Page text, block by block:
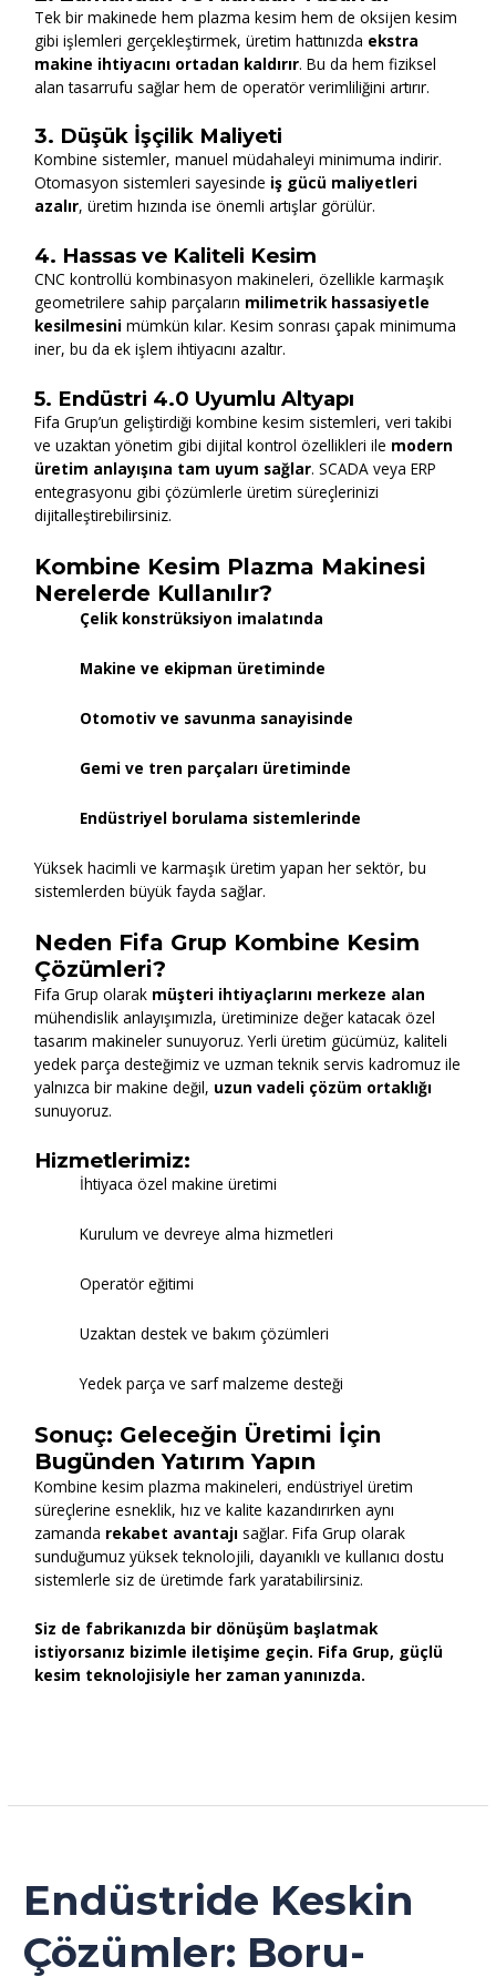
Tek bir makinede hem plazma kesim hem de oksijen kesim
gibi işlemleri gerçekleştirmek, üretim hattınızda ekstra
makine ihtiyacını ortadan kaldırır. Bu da hem fiziksel
alan tasarrufu sağlar hem de operatör verimliliğini artırır.
3. Düşük İşçilik Maliyeti
Kombine sistemler, manuel müdahaleyi minimuma indirir.
Otomasyon sistemleri sayesinde iş gücü maliyetleri
azalır, üretim hızında ise önemli artışlar görülür.
4. Hassas ve Kaliteli Kesim
CNC kontrollü kombinasyon makineleri, özellikle karmaşık
geometrilere sahip parçaların milimetrik hassasiyetle
kesilmesini mümkün kılar. Kesim sonrası çapak minimuma
iner, bu da ek işlem ihtiyacını azaltır.
5. Endüstri 4.0 Uyumlu Altyapı
Fifa Grup’un geliştirdiği kombine kesim sistemleri, veri takibi
ve uzaktan yönetim gibi dijital kontrol özellikleri ile modern
üretim anlayışına tam uyum sağlar. SCADA veya ERP
entegrasyonu gibi çözümlerle üretim süreçlerinizi
dijitalleştirebilirsiniz.
Kombine Kesim Plazma Makinesi
Nerelerde Kullanılır?
Çelik konstrüksiyon imalatında
Makine ve ekipman üretiminde
Otomotiv ve savunma sanayisinde
Gemi ve tren parçaları üretiminde
Endüstriyel borulama sistemlerinde
Yüksek hacimli ve karmaşık üretim yapan her sektör, bu
sistemlerden büyük fayda sağlar.
Neden Fifa Grup Kombine Kesim
Çözümleri?
Fifa Grup olarak müşteri ihtiyaçlarını merkeze alan
mühendislik anlayışımızla, üretiminize değer katacak özel
tasarım makineler sunuyoruz. Yerli üretim gücümüz, kaliteli
yedek parça desteğimiz ve uzman teknik servis kadromuz ile
yalnızca bir makine değil, uzun vadeli çözüm ortaklığı
sunuyoruz.
Hizmetlerimiz:
İhtiyaca özel makine üretimi
Kurulum ve devreye alma hizmetleri
Operatör eğitimi
Uzaktan destek ve bakım çözümleri
Yedek parça ve sarf malzeme desteği
Sonuç: Geleceğin Üretimi İçin
Bugünden Yatırım Yapın
Kombine kesim plazma makineleri, endüstriyel üretim
süreçlerine esneklik, hız ve kalite kazandırırken aynı
zamanda rekabet avantajı sağlar. Fifa Grup olarak
sunduğumuz yüksek teknolojili, dayanıklı ve kullanıcı dostu
sistemlerle siz de üretimde fark yaratabilirsiniz.
Siz de fabrikanızda bir dönüşüm başlatmak
istiyorsanız bizimle iletişime geçin. Fifa Grup, güçlü
kesim teknolojisiyle her zaman yanınızda.
Endüstride Keskin
Çözümler: Boru-
Çözümler:
Boru-
Profil
Kesim
Makineleri